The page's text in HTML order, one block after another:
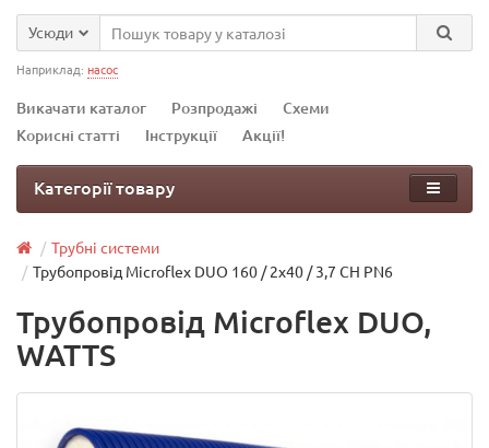
Усюди
Наприклад: насос
Викачати каталог Розпродажі
Схеми
Корисні статті
Інструкції Акції!
Категорії товару
Трубні системи
Трубопровід Microflex DUO 160 / 2x40 / 3,7 CH PN6
Трубопровід Microflex DUO,
WATTS